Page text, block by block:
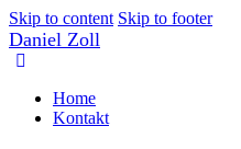
Skip to content Skip to footer
Daniel Zoll
Home
Kontakt